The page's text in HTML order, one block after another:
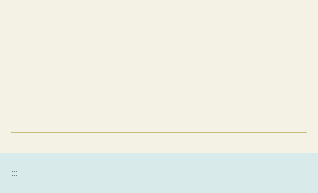
:::